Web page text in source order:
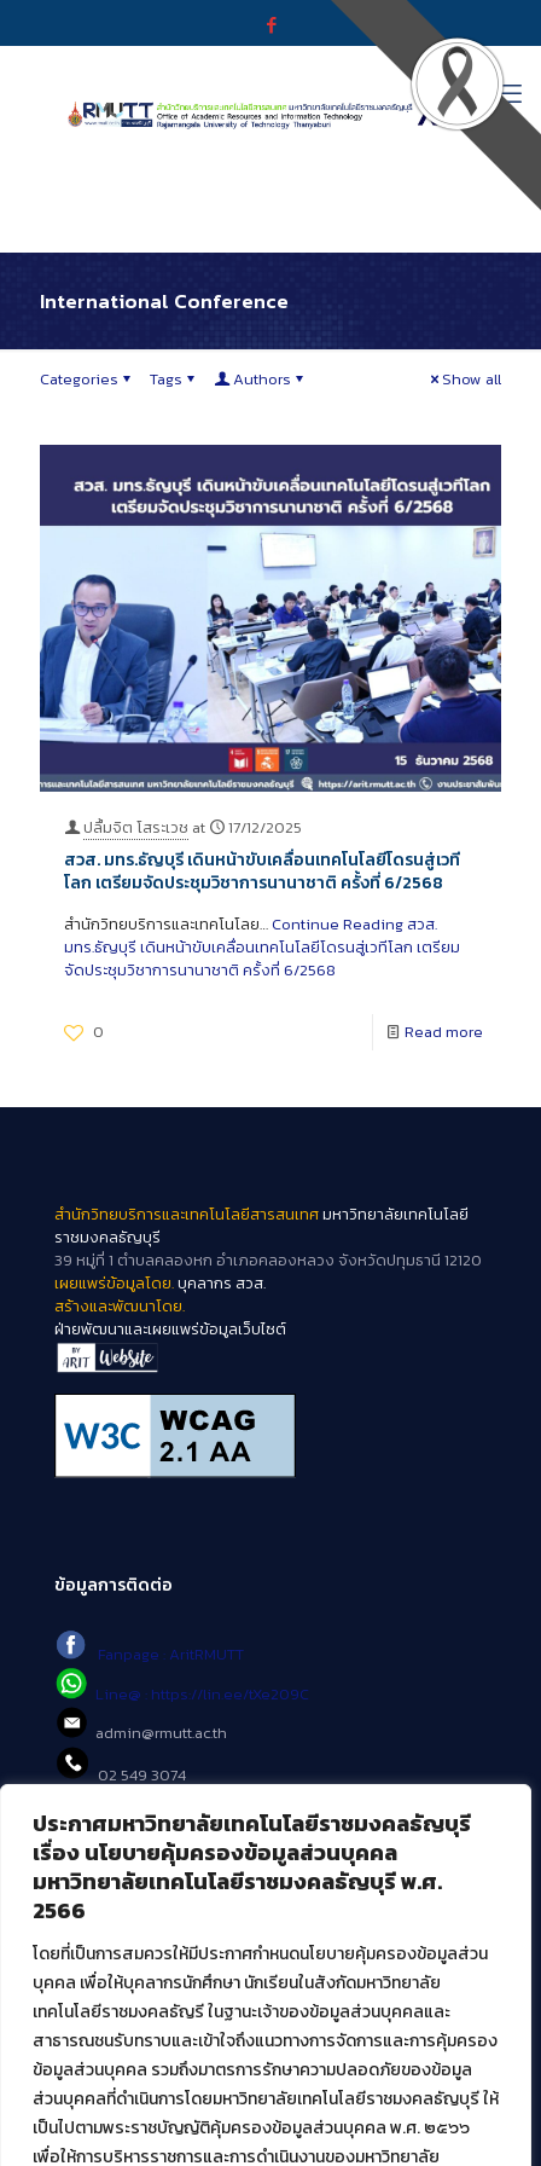
ประกาศมหาวิทยาลัยเทคโนโลยีราชมงคลธัญบุรี
เรื่อง นโยบายคุ้มครองข้อมูลส่วนบุคคล
มหาวิทยาลัยเทคโนโลยีราชมงคลธัญบุรี พ.ศ.
2566
โดยที่เป็นการสมควรให้มีประกาศกำหนดนโยบายคุ้มครองข้อมูลส่วน
บุคคล เพื่อให้บุคลากรนักศึกษา นักเรียนในสังกัดมหาวิทยาลัย
เทคโนโลยีราชมงคลธัญรี ในฐานะเจ้าของข้อมูลส่วนบุคคลและ
สาธารณชนรับทราบและเข้าใจถึงแนวทางการจัดการและการคุ้มครอง
ข้อมูลส่วนบุคคล รวมถึงมาตรการรักษาความปลอดภัยของข้อมูล
ส่วนบุคคลที่ดำเนินการโดยมหาวิทยาลัยเทคโนโลยีราชมงคลธัญบุรี ให้
เป็นไปตามพระราชบัญญัติคุ้มครองข้อมูลส่วนบุคคล พ.ศ. ๒๕๖๖
เพื่อให้การบริหารราชการและการดำเนินงานของมหาวิทยาลัย
International Conference
Categories Tags Authors Show all
ปลื้มจิต โสระเวช at 17/12/2025
สวส. มทร.ธัญบุรี เดินหน้าขับเคลื่อนเทคโนโลยีโดรนสู่เวที
โลก เตรียมจัดประชุมวิชาการนานาชาติ ครั้งที่ 6/2568
สำนักวิทยบริการและเทคโนโลย… Continue Reading สวส.
มทร.ธัญบุรี เดินหน้าขับเคลื่อนเทคโนโลยีโดรนสู่เวทีโลก เตรียม
จัดประชุมวิชาการนานาชาติ ครั้งที่ 6/2568
0 Read more
สำนักวิทยบริการและเทคโนโลยีสารสนเทศมหาวิทยาลัยเทคโนโลยี
ราชมงคลธัญบุรี
39 หมู่ที่ 1 ตำบลคลองหก อำเภอคลองหลวง จังหวัดปทุมธานี 12120
เผยแพร่ข้อมูลโดย.บุคลากร สวส.
สร้างและพัฒนาโดย.
ฝ่ายพัฒนาและเผยแพร่ข้อมูลเว็บไซต์
ข้อมูลการติดต่อ
Fanpage : AritRMUTT
Line@ : https://lin.ee/tXe209C
admin@rmutt.ac.th
02 549 3074
บริการอื่นๆ ของ สวส.
ศูนย์สื่อดิจิทัล
ศูนย์นวัตกรรมและความรู้
สมัยใหม่ (MoSeC)
งานบริการวิชาการให้กับหน่วยงานภายนอก
โครงการส่งเสริมและพัฒนาผู้ประกอบการ SME โดย. มทร.ธัญบุรี
กิจกรรมการเชื่อมโยงเครือข่ายผู้ให้บริการเครื่องจักรกลทางการ
เกษตร ภายใต้โครงการส่งเสริมการรแปรรูปสินค้าเกษตรระดับชุมชน